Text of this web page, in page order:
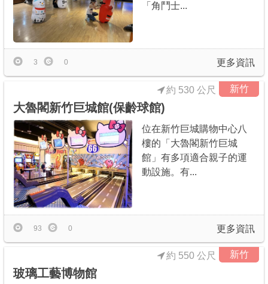
「角鬥士...
更多資訊
3 0
新竹
約 530 公尺
大魯閣新竹巨城館(保齡球館)
位在新竹巨城購物中心八
樓的「大魯閣新竹巨城
館」有多項適合親子的運
動設施。有...
更多資訊
93 0
新竹
約 550 公尺
玻璃工藝博物館